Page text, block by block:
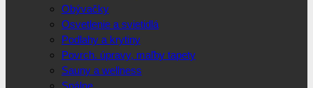
Obývačky
Osvetlenie a svietidlá
Podlahy a krytiny
Povrch. úpravy, maľby tapety
Sauny a wellness
Spálne